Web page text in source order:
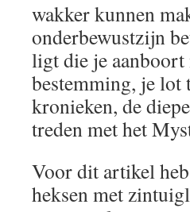
wakker kunnen
onderbewustzijn
ligt die je
bestemming, je lot
kronieken, de
treden met het
Voor dit artikel
heksen met